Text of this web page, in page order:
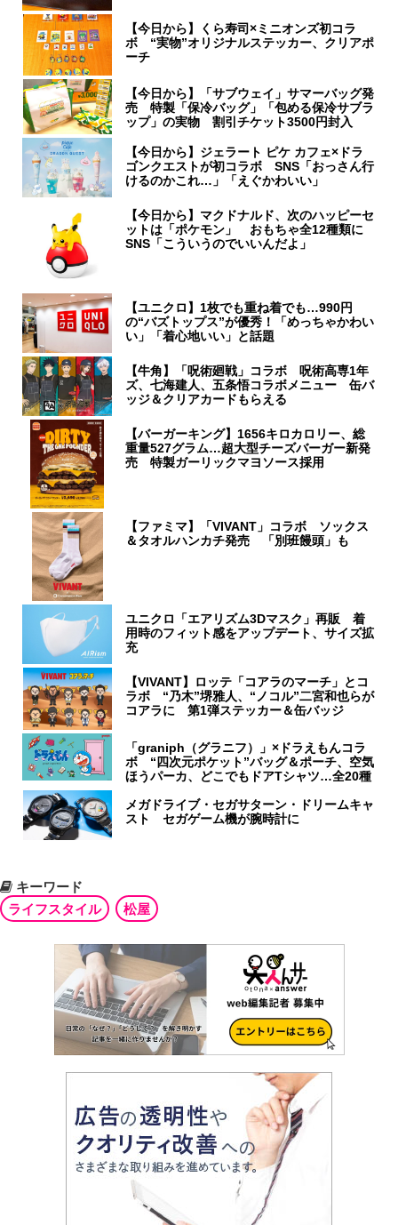
【今日から】くら寿司×ミニオンズ初コラ
ボ “実物”オリジナルステッカー、クリアポ
ーチ
【今日から】「サブウェイ」サマーバッグ発
売 特製「保冷バッグ」「包める保冷サブラ
ップ」の実物 割引チケット3500円封入
【今日から】ジェラート ピケ カフェ×ドラ
ゴンクエストが初コラボ SNS「おっさん行
けるのかこれ…」「えぐかわいい」
【今日から】マクドナルド、次のハッピーセ
ットは「ポケモン」 おもちゃ全12種類に
SNS「こういうのでいいんだよ」
【ユニクロ】1枚でも重ね着でも…990円
の“バズトップス”が優秀！「めっちゃかわい
い」「着心地いい」と話題
【牛角】「呪術廻戦」コラボ 呪術高専1年
ズ、七海建人、五条悟コラボメニュー 缶バ
ッジ＆クリアカードもらえる
【バーガーキング】1656キロカロリー、総
重量527グラム…超大型チーズバーガー新発
売 特製ガーリックマヨソース採用
【ファミマ】「VIVANT」コラボ ソックス
＆タオルハンカチ発売 「別班饅頭」も
ユニクロ「エアリズム3Dマスク」再販 着
用時のフィット感をアップデート、サイズ拡
充
【VIVANT】ロッテ「コアラのマーチ」とコ
ラボ “乃木”堺雅人、“ノコル”二宮和也らが
コアラに 第1弾ステッカー＆缶バッジ
「graniph（グラニフ）」×ドラえもんコラ
ボ “四次元ポケット”バッグ＆ポーチ、空気
ほうパーカ、どこでもドアTシャツ…全20種
メガドライブ・セガサターン・ドリームキャ
スト セガゲーム機が腕時計に
キーワード
ライフスタイル
松屋